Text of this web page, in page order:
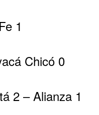
1
Chicó 0
2 – Alianza 1